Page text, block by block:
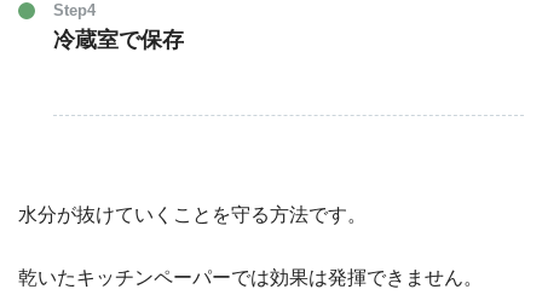
Step4
冷蔵室で保存
水分が抜けていくことを守る方法です。
乾いたキッチンペーパーでは効果は発揮できません。